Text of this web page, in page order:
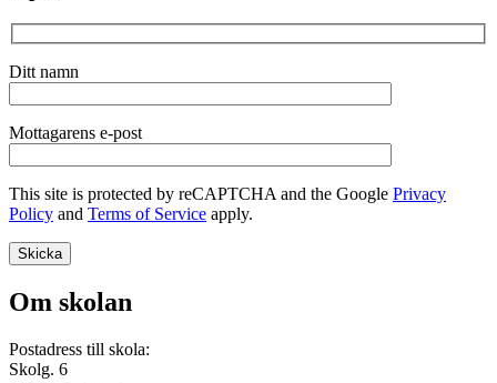
Ditt namn
Mottagarens e-post
This site is protected by reCAPTCHA and the Google Privacy
Policy and Terms of Service apply.
Om skolan
Postadress till skola:
Skolg. 6